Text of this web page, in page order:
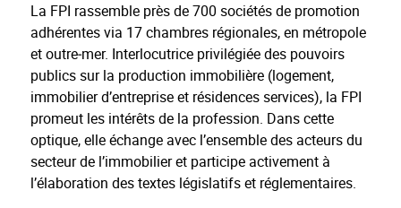
La FPI rassemble près de 700 sociétés de promotion
adhérentes via 17 chambres régionales, en métropole
et outre‐mer. Interlocutrice privilégiée des pouvoirs
publics sur la production immobilière (logement,
immobilier d’entreprise et résidences services), la FPI
promeut les intérêts de la profession. Dans cette
optique, elle échange avec l’ensemble des acteurs du
secteur de l’immobilier et participe activement à
l’élaboration des textes législatifs et réglementaires.